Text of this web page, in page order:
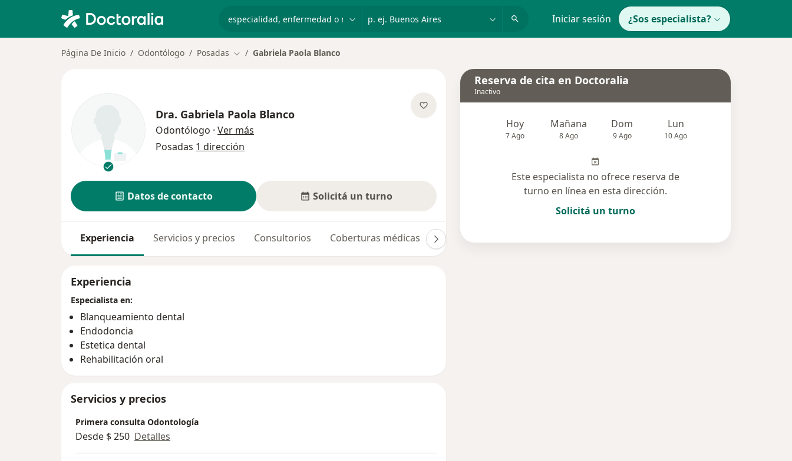
Iniciar sesión ¿Sos especialista?
Página De Inicio Odontólogo Posadas Cambiar de ciudad
Gabriela Paola Blanco
Dra. Gabriela Paola Blanco
Odontólogo · Ver más
Posadas 1 dirección
Datos de contacto Solicitá un turno
Experiencia Servicios y precios Consultorios Coberturas médicas Opiniones
Experiencia
Especialista en:
Blanqueamiento dental
Endodoncia
Estetica dental
Rehabilitación oral
Servicios y precios
Primera consulta Odontología
Desde $ 250 Detalles
Reserva de cita en Doctoralia
Inactivo
Hoy
7 Ago
Mañana
8 Ago
Dom
9 Ago
Lun
10 Ago
Este especialista no ofrece reserva de
turno en línea en esta dirección.
Solicitá un turno